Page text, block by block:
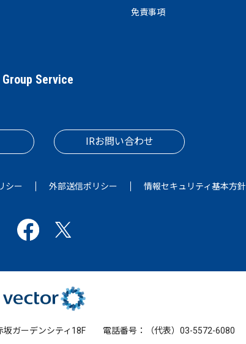
免責事項
Group Service
IRお問い合わせ
シー 外部送信ポリシー 情報セキュリティ基本方針
坂ガーデンシティ18F 電話番号：（代表）03-5572-6080